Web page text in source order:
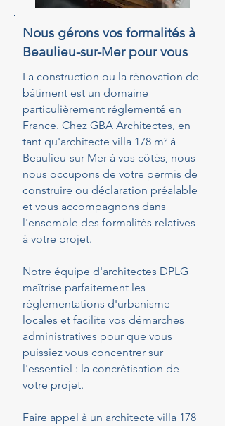
Nous gérons vos formalités à
Beaulieu-sur-Mer pour vous
La construction ou la rénovation de
bâtiment est un domaine
particulièrement réglementé en
France. Chez GBA Architectes, en
tant qu'architecte villa 178 m² à
Beaulieu-sur-Mer à vos côtés, nous
nous occupons de votre permis de
construire ou déclaration préalable
et vous accompagnons dans
l'ensemble des formalités relatives
à votre projet.
Notre équipe d'architectes DPLG
maîtrise parfaitement les
réglementations d'urbanisme
locales et facilite vos démarches
administratives pour que vous
puissiez vous concentrer sur
l'essentiel : la concrétisation de
votre projet.
Faire appel à un architecte villa 178